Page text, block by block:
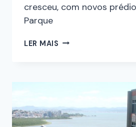
cresceu, com novos
Parque
LER MAIS